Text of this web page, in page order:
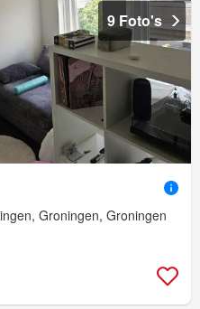
9 Foto's
Groningen, Groningen